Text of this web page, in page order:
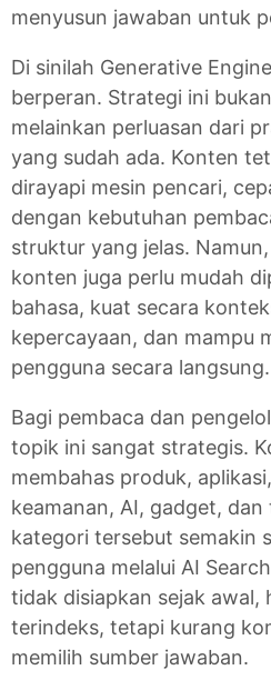
menyusun jawaban untuk
Di sinilah Generative
berperan. Strategi ini
melainkan perluasan dari
yang sudah ada. Konten
dirayapi mesin pencari,
dengan kebutuhan
struktur yang jelas.
konten juga perlu mudah
bahasa, kuat secara
kepercayaan, dan mampu
pengguna secara langsung.
Bagi pembaca dan
topik ini sangat strategis.
membahas produk,
keamanan, AI, gadget, dan
kategori tersebut semakin
pengguna melalui AI
tidak disiapkan sejak awal,
terindeks, tetapi kurang
memilih sumber jawaban.